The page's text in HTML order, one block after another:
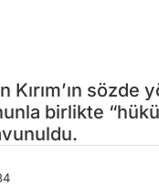
Kırım’ın
birlikte